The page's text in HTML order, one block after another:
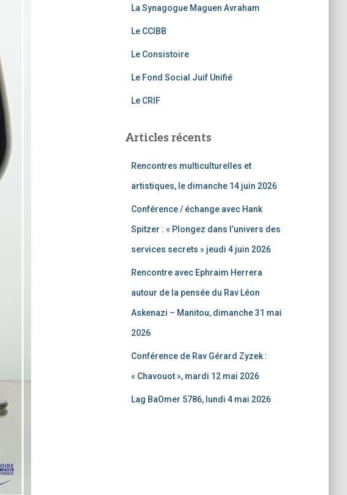
o
o
k
m
La Synagogue Maguen Avraham
Le CCIBB
Le Consistoire
Le Fond Social Juif Unifié
Le CRIF
Articles récents
Rencontres multiculturelles et
artistiques, le dimanche 14 juin 2026
Conférence / échange avec Hank
Spitzer : « Plongez dans l’univers des
services secrets » jeudi 4 juin 2026
Rencontre avec Ephraim Herrera
autour de la pensée du Rav Léon
Askenazi – Manitou, dimanche 31 mai
2026
Conférence de Rav Gérard Zyzek :
« Chavouot », mardi 12 mai 2026
Lag BaOmer 5786, lundi 4 mai 2026